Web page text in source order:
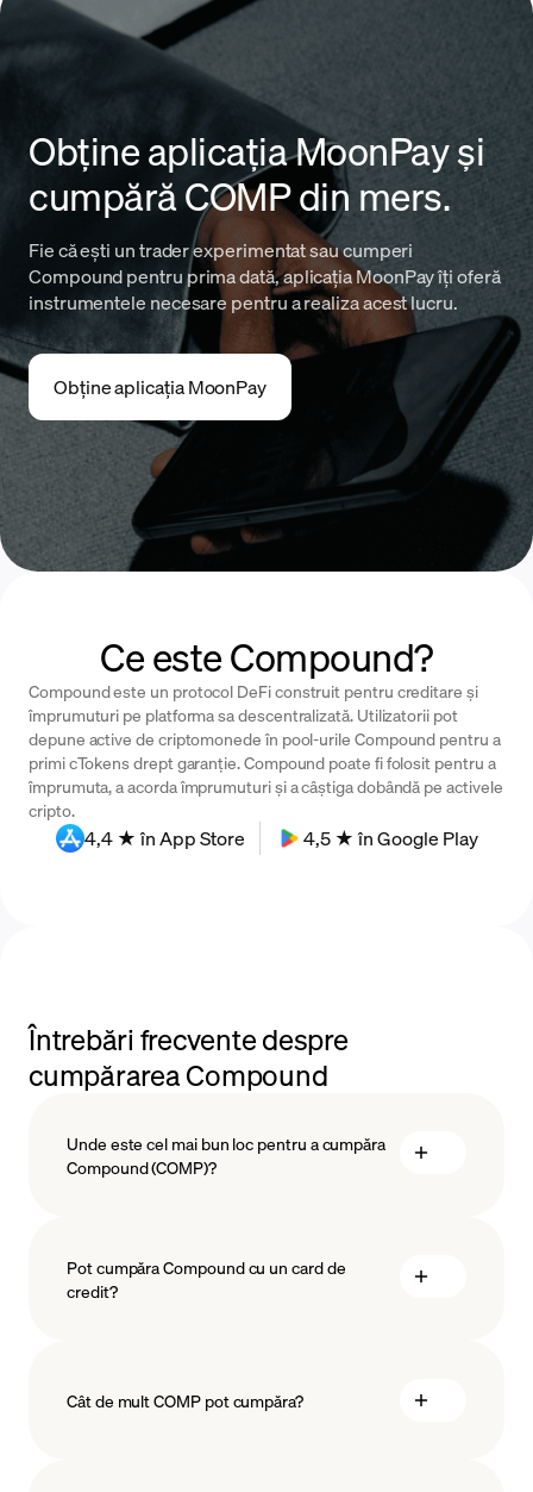
Obține aplicația MoonPay și
cumpără COMP din mers.
Fie că ești un trader experimentat sau cumperi
Compound pentru prima dată, aplicația MoonPay îți oferă
instrumentele necesare pentru a realiza acest lucru.
Obține aplicația MoonPay
Ce este Compound?
Compound este un protocol DeFi construit pentru creditare și
împrumuturi pe platforma sa descentralizată. Utilizatorii pot
depune active de criptomonede în pool-urile Compound pentru a
primi cTokens drept garanție. Compound poate fi folosit pentru a
împrumuta, a acorda împrumuturi și a câștiga dobândă pe activele
cripto.
4,4 ★ în App Store 4,5 ★ în Google Play
Întrebări frecvente despre
cumpărarea Compound
Unde este cel mai bun loc pentru a cumpăra
Compound (COMP)?
Pot cumpăra Compound cu un card de
credit?
Cât de mult COMP pot cumpăra?